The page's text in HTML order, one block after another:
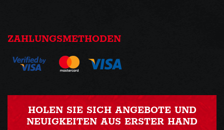
ZAHLUNGSMETHODEN
HOLEN SIE SICH ANGEBOTE UND
NEUIGKEITEN AUS ERSTER HAND